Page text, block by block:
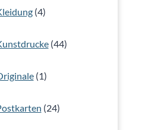
4
Produkte
44
Produkte
1
Produkt
24
Produkte